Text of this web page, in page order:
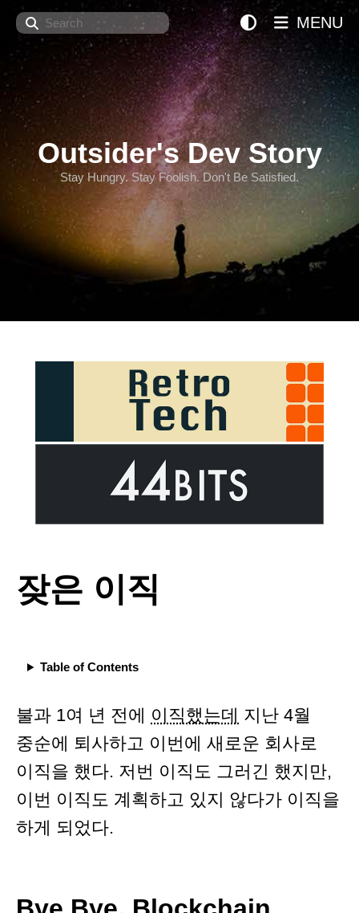
Search
Outsider's Dev Story
Stay Hungry. Stay Foolish. Don't Be Satisfied.
MENU
잦은 이직
Table of Contents
불과 1여 년 전에 이직했는데 지난 4월
중순에 퇴사하고 이번에 새로운 회사로
이직을 했다. 저번 이직도 그러긴 했지만,
이번 이직도 계획하고 있지 않다가 이직을
하게 되었다.